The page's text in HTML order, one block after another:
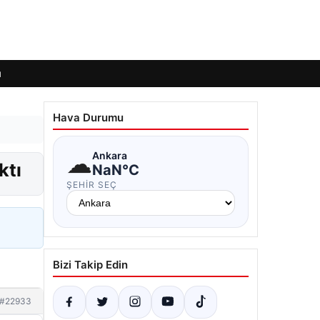
#22933
Hava Durumu
☁Ankara
NaN°C
ŞEHIR SEÇ
Bizi Takip Edin